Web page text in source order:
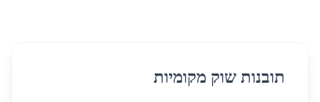
תובנות שוק מקומיות